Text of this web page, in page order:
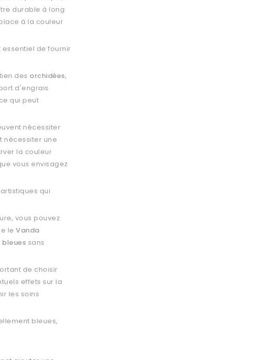
durable à long
à la couleur
essentiel de fournir
des orchidées,
d'engrais
qui peut
nécessiter
nécessiter une
la couleur
vous envisagez
qui
vous pouvez
leVanda
bleues sans
de choisir
effets sur la
les soins
bleues,